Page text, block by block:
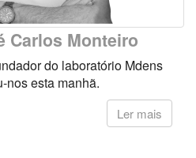
Carlos Monteiro
do laboratório Mdens
nos esta manhã.
Ler mais